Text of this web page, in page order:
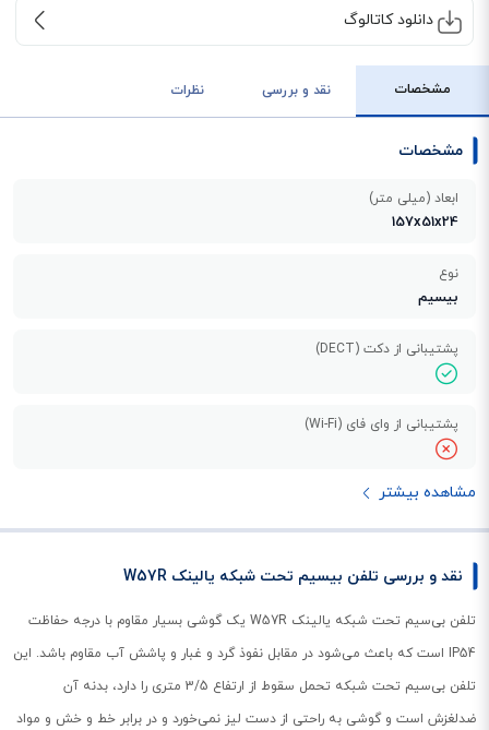
دانلود کاتالوگ
مشخصات نقد و بررسی نظرات
مشخصات
ابعاد (میلی متر)
157x51x24
نوع
بیسیم
پشتیبانی از دکت (DECT)
پشتیبانی از وای فای (Wi-Fi)
مشاهده بیشتر
نقد و بررسی تلفن بیسیم تحت شبکه یالینک W57R
تلفن بی‌سیم تحت شبکه یالینک W57R یک گوشی بسیار مقاوم با درجه حفاظت
IP54 است که باعث می‌شود در مقابل نفوذ گرد و غبار و پاشش آب مقاوم باشد. این
تلفن بی‌سیم تحت شبکه تحمل سقوط از ارتفاع 3/5 متری را دارد، بدنه آن
ضدلغزش است و گوشی به راحتی از دست لیز نمی‌خورد و در برابر خط و خش و مواد